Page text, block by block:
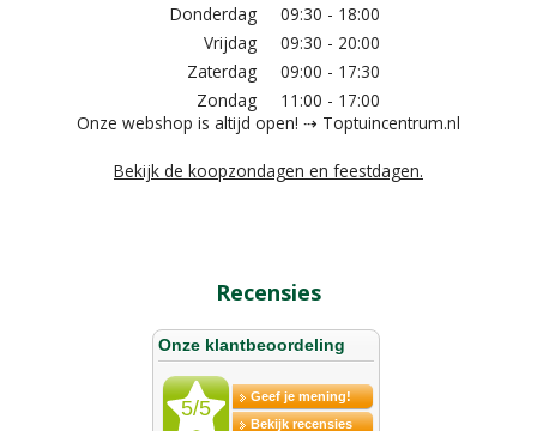
Donderdag
09:30 - 18:00
Vrijdag
09:30 - 20:00
Zaterdag
09:00 - 17:30
Zondag
11:00 - 17:00
Onze webshop is altijd open! ⇢ Toptuincentrum.nl
Bekijk de koopzondagen en feestdagen.
Recensies